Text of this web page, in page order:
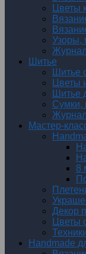
Цветы
Узоры,
Шитье
Шитье
Цветы
Шитье
Сумки,
Мастер-
8
Декор
Цветы
Handmade